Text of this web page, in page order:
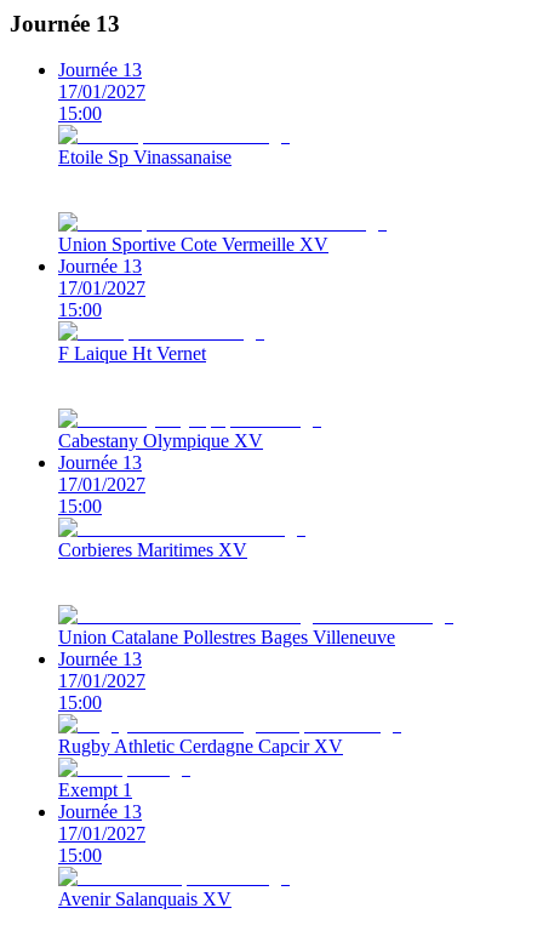
Journée 13
Journée 13
17/01/2027
15:00
Etoile Sp Vinassanaise
Union Sportive Cote Vermeille XV
Journée 13
17/01/2027
15:00
F Laique Ht Vernet
Cabestany Olympique XV
Journée 13
17/01/2027
15:00
Corbieres Maritimes XV
Union Catalane Pollestres Bages Villeneuve
Journée 13
17/01/2027
15:00
Rugby Athletic Cerdagne Capcir XV
Exempt 1
Journée 13
17/01/2027
15:00
Avenir Salanquais XV